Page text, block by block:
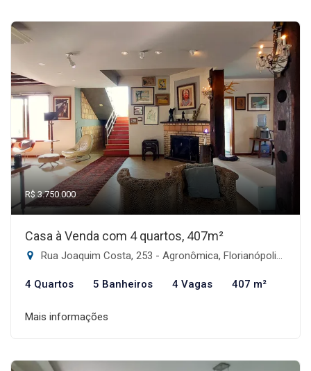
R$ 3.750.000
Casa à Venda com 4 quartos, 407m²
Rua Joaquim Costa, 253 - Agronômica, Florianópolis-SC
4 Quartos 5 Banheiros 4 Vagas 407 m²
Mais informações